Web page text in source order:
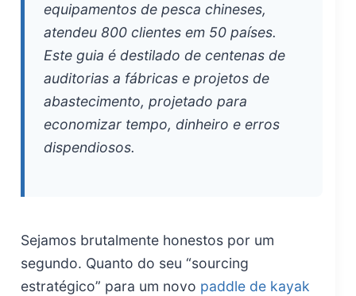
equipamentos de pesca chineses,
atendeu 800 clientes em 50 países.
Este guia é destilado de centenas de
auditorias a fábricas e projetos de
abastecimento, projetado para
economizar tempo, dinheiro e erros
dispendiosos.
Sejamos brutalmente honestos por um
segundo. Quanto do seu “sourcing
estratégico” para um novo paddle de kayak